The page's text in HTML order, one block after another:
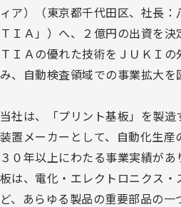
ィア）（東京都千代田区、社長：
ＴＩＡ」）へ、２億円の出資を決
ＴＩＡの優れた技術をＪＵＫＩ
み、自動検査領域での事業拡大を
当社は、「プリント基板」を製造
装置メーカーとして、自動化生産
３０年以上にわたる事業実績があ
板は、電化・エレクトロニクス・
ど、あらゆる製品の重要部品の一